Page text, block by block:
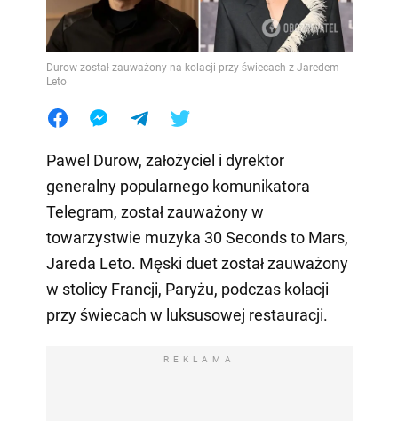
Durow został zauważony na kolacji przy świecach z Jaredem
Leto
Pawel Durow, założyciel i dyrektor
generalny popularnego komunikatora
Telegram, został zauważony w
towarzystwie muzyka 30 Seconds to Mars,
Jareda Leto. Męski duet został zauważony
w stolicy Francji, Paryżu, podczas kolacji
przy świecach w luksusowej restauracji.
REKLAMA